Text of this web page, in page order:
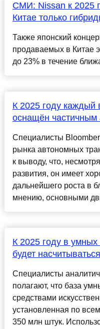
СМИ: Nissan к 2025
Китае только
Также японский
продаваемых в Китае
до 23% в течение
К 2025 году каждый
оснащён частичным
Специалисты
рынка автономных
к выводу, что,
развития, он имеет
дальнейшего роста в
мнению, основными
К 2025 году в
будет
Специалисты
полагают, что база
средствами
установленная по
350 млн штук.